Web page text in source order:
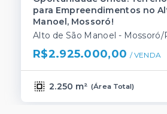
para Empreendimentos no
Manoel, Mossoró!
Alto de São Manoel - Mossoró/
R$2.925.000,00 / VENDA
2.250 m² (Área Total)